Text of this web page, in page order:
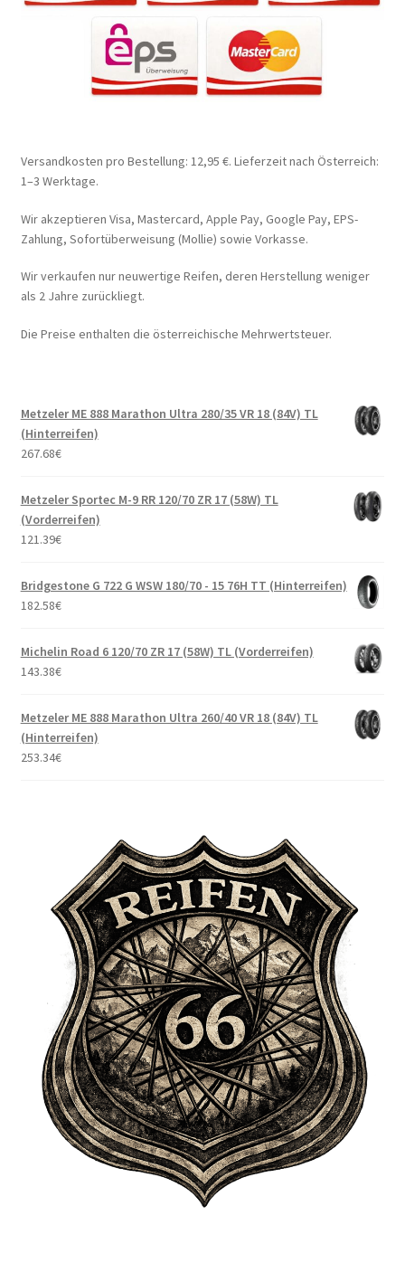
Versandkosten pro Bestellung: 12,95 €. Lieferzeit nach Österreich:
1–3 Werktage.
Wir akzeptieren Visa, Mastercard, Apple Pay, Google Pay, EPS-
Zahlung, Sofortüberweisung (Mollie) sowie Vorkasse.
Wir verkaufen nur neuwertige Reifen, deren Herstellung weniger
als 2 Jahre zurückliegt.
Die Preise enthalten die österreichische Mehrwertsteuer.
Metzeler ME 888 Marathon Ultra 280/35 VR 18 (84V) TL
(Hinterreifen)
267.68€
Metzeler Sportec M-9 RR 120/70 ZR 17 (58W) TL
(Vorderreifen)
121.39€
Bridgestone G 722 G WSW 180/70 - 15 76H TT (Hinterreifen)
182.58€
Michelin Road 6 120/70 ZR 17 (58W) TL (Vorderreifen)
143.38€
Metzeler ME 888 Marathon Ultra 260/40 VR 18 (84V) TL
(Hinterreifen)
253.34€